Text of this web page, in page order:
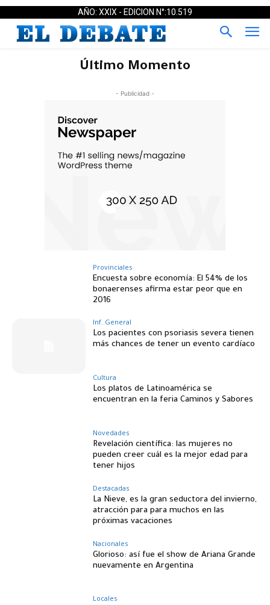
AÑO: XXIX - EDICION N°:10.519
Último Momento
- Publicidad -
Provinciales
Encuesta sobre economía: El 54% de los
bonaerenses afirma estar peor que en
2016
Inf. General
Los pacientes con psoriasis severa tienen
más chances de tener un evento cardíaco
Cultura
Los platos de Latinoamérica se
encuentran en la feria Caminos y Sabores
Novedades
Revelación científica: las mujeres no
pueden creer cuál es la mejor edad para
tener hijos
Destacadas
La Nieve, es la gran seductora del invierno,
atracción para para muchos en las
próximas vacaciones
Nacionales
Glorioso: así fue el show de Ariana Grande
nuevamente en Argentina
Locales